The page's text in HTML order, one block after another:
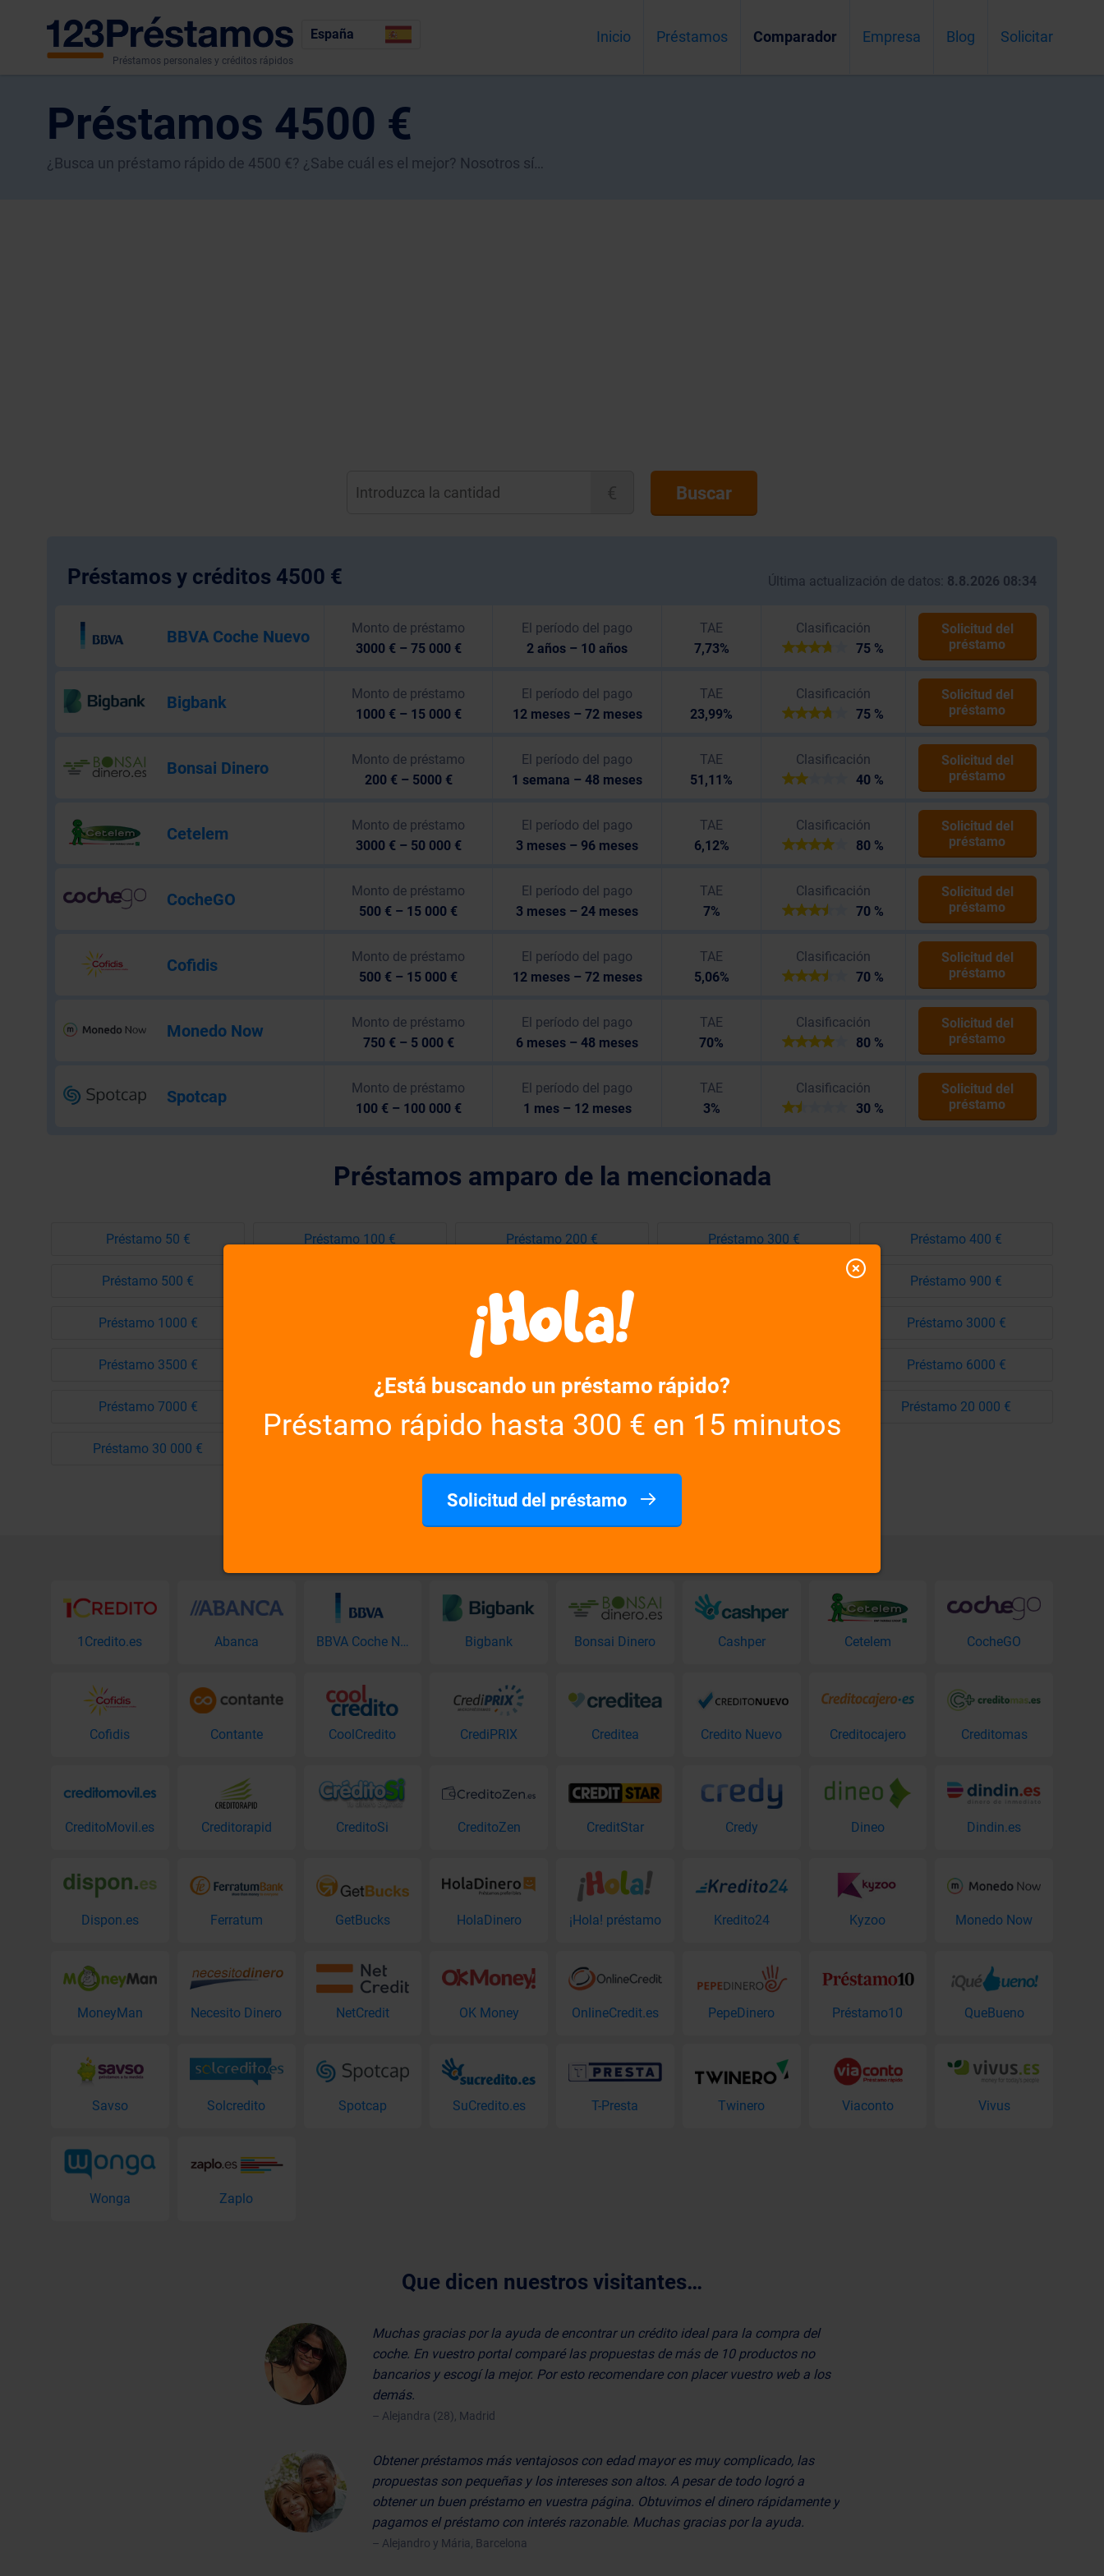
¿Está buscando un préstamo rápido?
Préstamo rápido hasta 300 € en 15 minutos
Solicitud del préstamo
Préstamos personales y créditos rápidos
España Inicio Préstamos Comparador Empresa Blog Solicitar
Préstamos 4500 €
¿Busca un préstamo rápido de 4500 €? ¿Sabe cuál es el mejor? Nosotros sí…
Buscar
Préstamos y créditos 4500 € Última actualización de datos: 8.8.2026 08:34
BBVA Coche Nuevo
Monto de préstamo
3000 € – 75 000 €
El período del pago
2 años – 10 años
TAE
7,73%
Clasificación
75 %
Solicitud del
préstamo
Bigbank
Monto de préstamo
1000 € – 15 000 €
El período del pago
12 meses – 72 meses
TAE
23,99%
Clasificación
75 %
Solicitud del
préstamo
Bonsai Dinero
Monto de préstamo
200 € – 5000 €
El período del pago
1 semana – 48 meses
TAE
51,11%
Clasificación
40 %
Solicitud del
préstamo
Cetelem
Monto de préstamo
3000 € – 50 000 €
El período del pago
3 meses – 96 meses
TAE
6,12%
Clasificación
80 %
Solicitud del
préstamo
CocheGO
Monto de préstamo
500 € – 15 000 €
El período del pago
3 meses – 24 meses
TAE
7%
Clasificación
70 %
Solicitud del
préstamo
Cofidis
Monto de préstamo
500 € – 15 000 €
El período del pago
12 meses – 72 meses
TAE
5,06%
Clasificación
70 %
Solicitud del
préstamo
Monedo Now
Monto de préstamo
750 € – 5 000 €
El período del pago
6 meses – 48 meses
TAE
70%
Clasificación
80 %
Solicitud del
préstamo
Spotcap
Monto de préstamo
100 € – 100 000 €
El período del pago
1 mes – 12 meses
TAE
3%
Clasificación
30 %
Solicitud del
préstamo
Préstamos amparo de la mencionada
Préstamo 50 € Préstamo 100 € Préstamo 200 € Préstamo 300 € Préstamo 400 €
Préstamo 500 € Préstamo 900 €
Préstamo 1000 € Préstamo 2000 € Préstamo 3000 €
Préstamo 3500 € Préstamo 6000 €
Préstamo 7000 € Préstamo 20 000 €
Préstamo 30 000 €
1Credito.es Abanca BBVA Coche Nuevo Bigbank Bonsai Dinero Cashper Cetelem CocheGO
Cofidis Contante CoolCredito CrediPRIX Creditea Credito Nuevo Creditocajero Creditomas
CreditoMovil.es Creditorapid CreditoSi CreditoZen CreditStar Credy Dineo Dindin.es
Dispon.es Ferratum GetBucks HolaDinero ¡Hola! préstamo Kredito24 Kyzoo Monedo Now
MoneyMan Necesito Dinero NetCredit OK Money OnlineCredit.es PepeDinero Préstamo10 QueBueno
Savso Solcredito Spotcap SuCredito.es T-Presta Twinero Viaconto Vivus
Wonga Zaplo
Que dicen nuestros visitantes…
Muchas gracias por la ayuda de encontrar un crédito ideal para la compra del
coche. En vuestro portal comparé las propuestas de más de 10 productos no
bancarios y escogí la mejor. Por esto recomendare con placer vuestro web a los
demás.
– Alejandra (28), Madrid
Obtener préstamos más ventajosos con edad mayor es muy complicado, las
propuestas son pequeñas y los intereses son altos. A pesar de todo logró a
obtener un buen préstamo en vuestra página. Obtuvimos el dinero rápidamente y
pagamos el préstamo con interés razonable. Muchas gracias por la ayuda.
– Alejandro y Mária, Barcelona